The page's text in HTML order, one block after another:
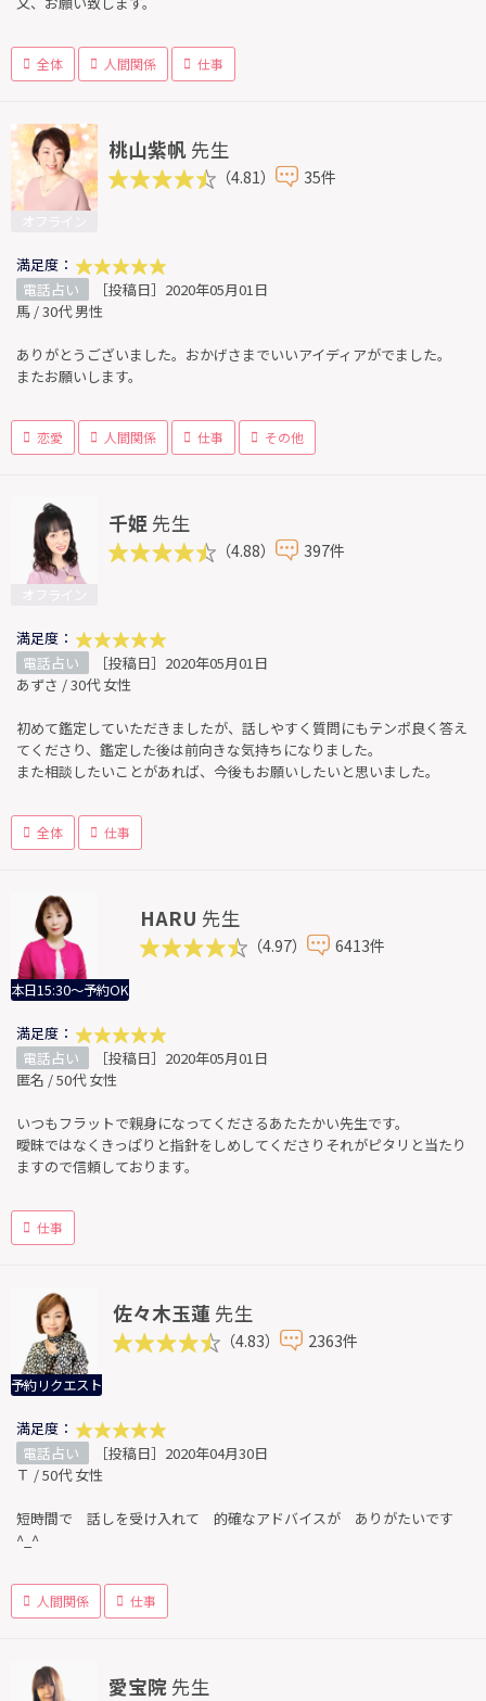
全体 人間関係 仕事
桃山紫帆 先生
（4.81） 35件
満足度：
電話占い
［投稿日］2020年05月01日
馬 / 30代 男性
ありがとうございました。おかげさまでいいアイディアがでました。
またお願いします。
恋愛 人間関係 仕事 その他
千姫 先生
（4.88） 397件
満足度：
電話占い
［投稿日］2020年05月01日
あずさ / 30代 女性
初めて鑑定していただきましたが、話しやすく質問にもテンポ良く答え
てくださり、鑑定した後は前向きな気持ちになりました。
また相談したいことがあれば、今後もお願いしたいと思いました。
全体 仕事
本日15:30～予約OK
HARU 先生
（4.97） 6413件
満足度：
電話占い
［投稿日］2020年05月01日
匿名 / 50代 女性
いつもフラットで親身になってくださるあたたかい先生です。
曖昧ではなくきっぱりと指針をしめしてくださりそれがピタリと当たり
ますので信頼しております。
仕事
予約リクエスト
佐々木玉蓮 先生
（4.83） 2363件
満足度：
電話占い
［投稿日］2020年04月30日
Ｔ / 50代 女性
短時間で 話しを受け入れて 的確なアドバイスが ありがたいです
^_^
人間関係 仕事
愛宝院 先生